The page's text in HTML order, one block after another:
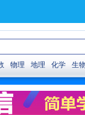
物理 地理 化学 生